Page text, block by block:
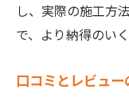
し、実際の施工方
で、より納得のい
口コミとレビュ